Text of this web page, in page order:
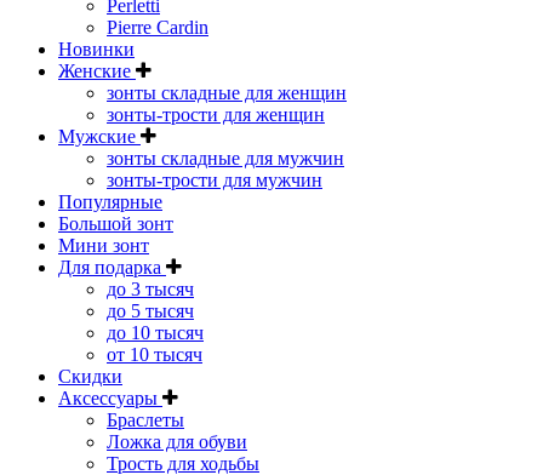
Perletti
Pierre Cardin
Новинки
Женские
зонты складные для женщин
зонты-трости для женщин
Мужские
зонты складные для мужчин
зонты-трости для мужчин
Популярные
Большой зонт
Мини зонт
Для подарка
до 3 тысяч
до 5 тысяч
до 10 тысяч
от 10 тысяч
Скидки
Аксессуары
Браслеты
Ложка для обуви
Трость для ходьбы